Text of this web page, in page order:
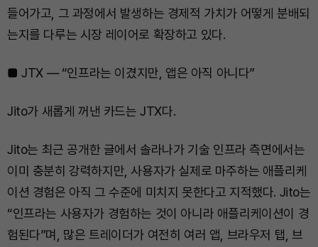
들어가고, 그 과정에서 발생하는 경제적 가치가 어떻게 분배되
는지를 다루는 시장 레이어로 확장하고 있다.
■ JTX — “인프라는 이겼지만, 앱은 아직 아니다”
Jito가 새롭게 꺼낸 카드는 JTX다.
Jito는 최근 공개한 글에서 솔라나가 기술 인프라 측면에서는
이미 충분히 강력하지만, 사용자가 실제로 마주하는 애플리케
이션 경험은 아직 그 수준에 미치지 못한다고 지적했다. Jito는
“인프라는 사용자가 경험하는 것이 아니라 애플리케이션이 경
험된다”며, 많은 트레이더가 여전히 여러 앱, 브라우저 탭, 브